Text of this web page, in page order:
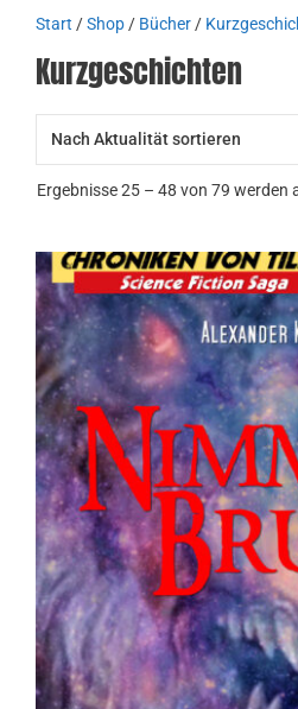
Start /Shop/ Bücher/
Kurzgeschichten
Ergebnisse 25 – 48 von 79 werden